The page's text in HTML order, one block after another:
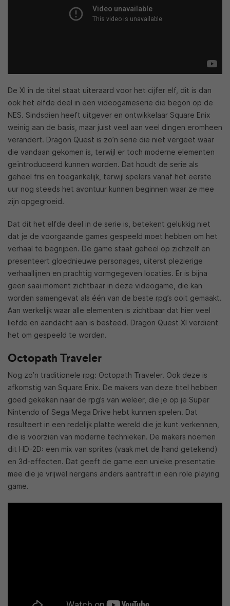
De XI in de titel staat uiteraard voor het cijfer elf, dit is dan
ook het elfde deel in een videogameserie die begon op de
NES. Sindsdien heeft uitgever en ontwikkelaar Square Enix
weinig aan de basis, maar juist veel aan veel dingen eromheen
verandert. Dragon Quest is zo’n serie die niet vergeet waar
die vandaan gekomen is, terwijl er toch moderne elementen
geïntroduceerd kunnen worden. Dat houdt de serie als
geheel fris en toegankelijk, terwijl spelers vanaf het eerste
uur nog steeds het avontuur kunnen beginnen waar ze mee
zijn opgegroeid.
Dat dit het elfde deel in de serie is, betekent gelukkig niet
dat je de voorgaande games gespeeld moet hebben om het
verhaal te begrijpen. De game staat geheel op zichzelf en
presenteert gloednieuwe personages, uiterst plezierige
verhaallijnen en prachtig vormgegeven locaties. Er is bijna
geen saai moment zichtbaar in deze videogame, die kan
worden samengevat als één van de beste rpg’s ooit gemaakt.
Aan werkelijk waar alle elementen is zichtbaar dat hier veel
liefde en aandacht aan is besteed. Dragon Quest XI verdient
het om gespeeld te worden.
Octopath Traveler
Nog zo’n traditionele rpg: Octopath Traveler. Ook deze is
afkomstig van Square Enix. De makers van deze titel hebben
goed gekeken naar de rpg’s van weleer, die je op je Super
Nintendo of Sega Mega Drive hebt kunnen spelen. Dat
resulteert in een redelijk platte wereld die je kunt verkennen,
die is voorzien van moderne technieken. De makers noemen
dit HD-2D: een mix van sprites (vaak met de hand getekend)
en 3d-effecten. Dat geeft de game een unieke presentatie
mee die je vrijwel nergens anders aantreft in een role playing
game.